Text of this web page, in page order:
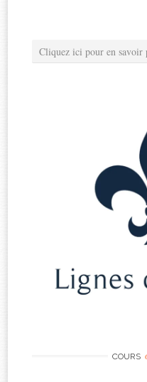
Cliquez ici pour en savoir
COURS